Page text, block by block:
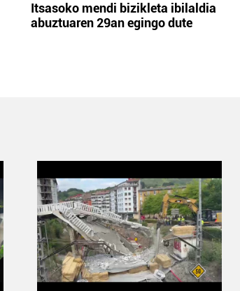
Itsasoko mendi bizikleta ibilaldia
abuztuaren 29an egingo dute